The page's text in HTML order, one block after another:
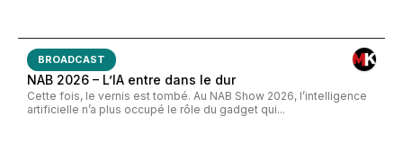
BROADCAST
NAB 2026 – L’IA entre dans le dur
Cette fois, le vernis est tombé. Au NAB Show 2026, l’intelligence
artificielle n’a plus occupé le rôle du gadget qui...